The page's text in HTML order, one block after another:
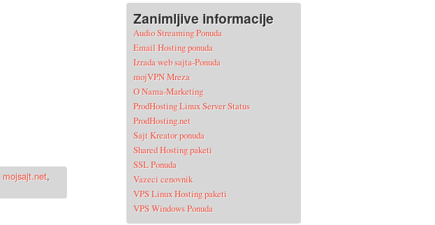
mojsajt.net,
Zanimljive informacije
Audio Streaming Ponuda
Email Hosting ponuda
Izrada web sajta-Ponuda
mojVPN Mreza
O Nama-Marketing
ProdHosting Linux Server Status
ProdHosting.net
Sajt Kreator ponuda
Shared Hosting paketi
SSL Ponuda
Vazeci cenovnik
VPS Linux Hosting paketi
VPS Windows Ponuda